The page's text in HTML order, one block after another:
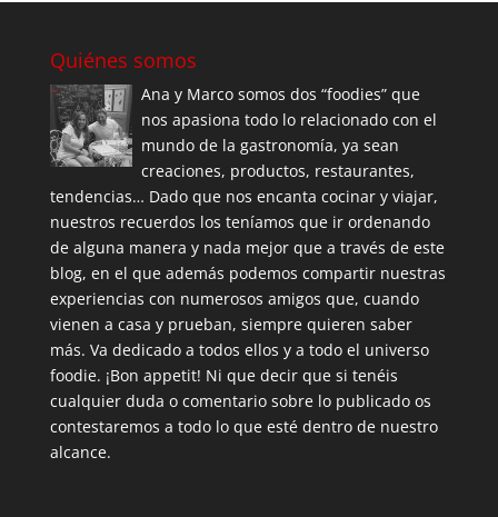
Quiénes somos
Ana y Marco somos dos “foodies” que
nos apasiona todo lo relacionado con el
mundo de la gastronomía, ya sean
creaciones, productos, restaurantes,
tendencias… Dado que nos encanta cocinar y viajar,
nuestros recuerdos los teníamos que ir ordenando
de alguna manera y nada mejor que a través de este
blog, en el que además podemos compartir nuestras
experiencias con numerosos amigos que, cuando
vienen a casa y prueban, siempre quieren saber
más. Va dedicado a todos ellos y a todo el universo
foodie. ¡Bon appetit! Ni que decir que si tenéis
cualquier duda o comentario sobre lo publicado os
contestaremos a todo lo que esté dentro de nuestro
alcance.